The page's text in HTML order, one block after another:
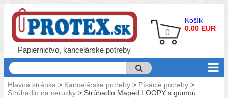
Papiernictvo, kancelárske potreby
Košík
0.00 EUR
0
Hlavná stránka > Kancelárske potreby > Písacie potreby >
Strúhadlo na ceruzky > Strúhadlo Maped LOOPY s gumou